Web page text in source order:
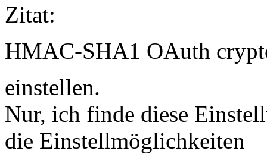
Zitat:
HMAC-SHA1 OAuth
einstellen.
Nur, ich finde diese
die Einstellmöglichkeiten